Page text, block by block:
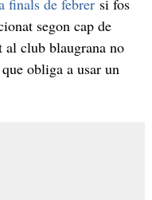
segon cap de
al club blaugrana no
obliga a usar un